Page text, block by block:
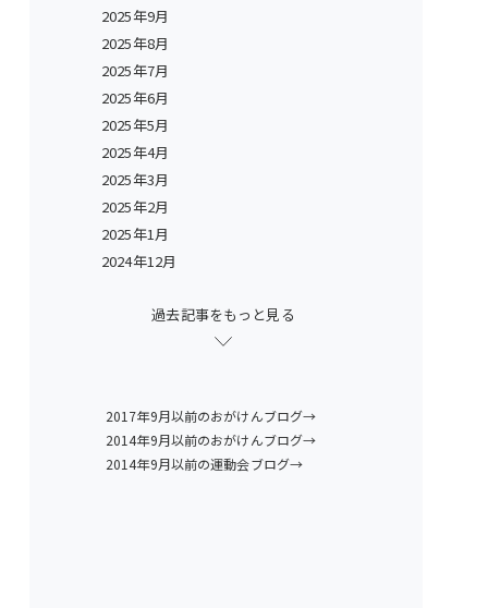
2025年9月
2025年8月
2025年7月
2025年6月
2025年5月
2025年4月
2025年3月
2025年2月
2025年1月
2024年12月
過去記事をもっと見る
2017年9月以前のおがけんブログ→
2014年9月以前のおがけんブログ→
2014年9月以前の運動会ブログ→